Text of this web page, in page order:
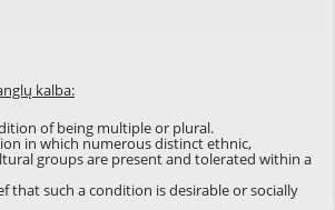
kalba:
of being multiple or plural.
in which numerous distinct ethnic,
groups are present and tolerated within a
that such a condition is desirable or socially